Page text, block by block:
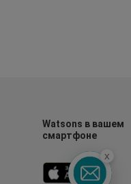
Watsons в вашем
смартфоне
x